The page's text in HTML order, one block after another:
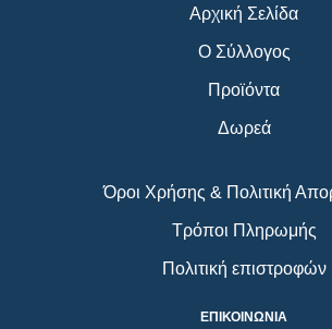
Αρχική Σελίδα
Ο Σύλλογος
Προϊόντα
Δωρεά
Όροι Χρήσης & Πολιτική
Τρόποι Πληρωμής
Πολιτική επιστροφών
ΕΠΙΚΟΙΝΩΝΙΑ